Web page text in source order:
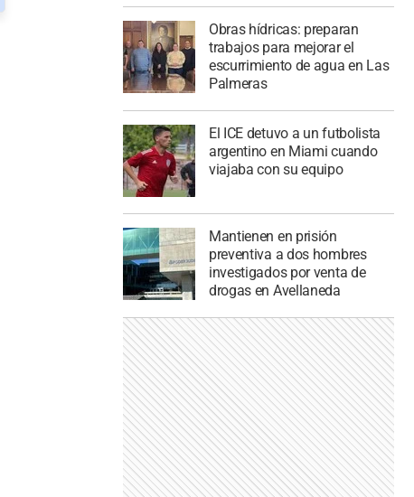
Obras hídricas: preparan
trabajos para mejorar el
escurrimiento de agua en Las
Palmeras
El ICE detuvo a un futbolista
argentino en Miami cuando
viajaba con su equipo
Mantienen en prisión
preventiva a dos hombres
investigados por venta de
drogas en Avellaneda